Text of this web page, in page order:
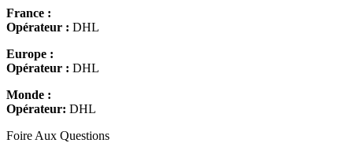
France :
Opérateur : DHL
Europe :
Opérateur : DHL
Monde :
Opérateur: DHL
Foire Aux Questions